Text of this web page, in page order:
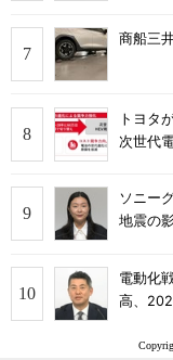
商船三
トヨタ
次世代
ソニー
地震の
電動化
高、